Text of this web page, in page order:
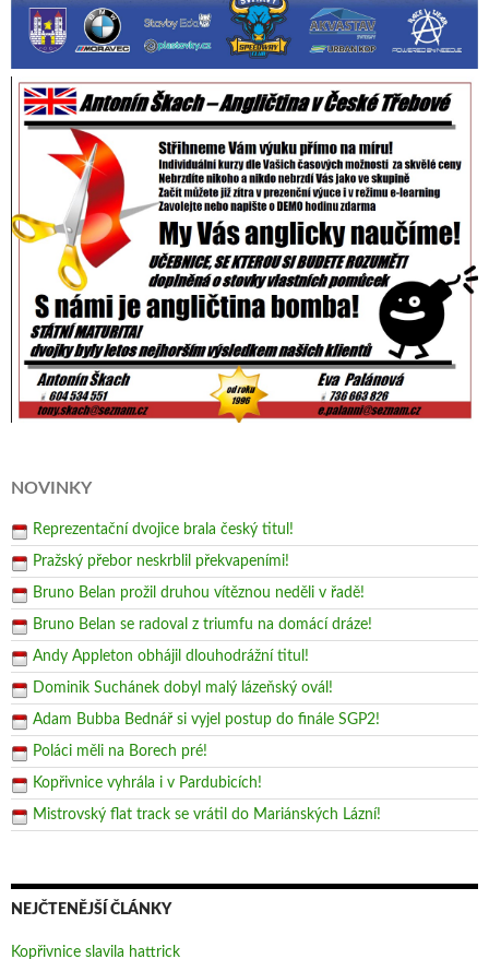
NOVINKY
Reprezentační dvojice brala český titul!
Pražský přebor neskrblil překvapeními!
Bruno Belan prožil druhou vítěznou neděli v řadě!
Bruno Belan se radoval z triumfu na domácí dráze!
Andy Appleton obhájil dlouhodrážní titul!
Dominik Suchánek dobyl malý lázeňský ovál!
Adam Bubba Bednář si vyjel postup do finále SGP2!
Poláci měli na Borech pré!
Kopřivnice vyhrála i v Pardubicích!
Mistrovský flat track se vrátil do Mariánských Lázní!
NEJČTENĚJŠÍ ČLÁNKY
Kopřivnice slavila hattrick